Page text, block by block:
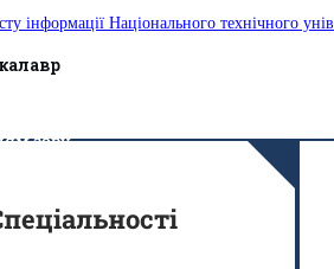
інформації Національного технічного
зору